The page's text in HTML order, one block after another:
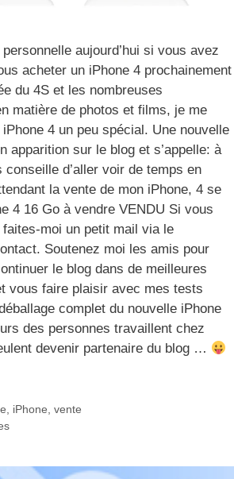
aujourd’hui si vous avez
acheter un iPhone 4 prochainement
du 4S et les nombreuses
matière de photos et films, je me
4 un peu spécial. Une nouvelle
apparition sur le blog et s’appelle: à
conseille d’aller voir de temps en
la vente de mon iPhone, 4 se
4 16 Go à vendre VENDU Si vous
moi un petit mail via le
Soutenez moi les amis pour
le blog dans de meilleures
vous faire plaisir avec mes tests
complet du nouvelle iPhone
des personnes travaillent chez
devenir partenaire du blog …
iPhone vente